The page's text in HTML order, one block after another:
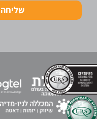
שליחה